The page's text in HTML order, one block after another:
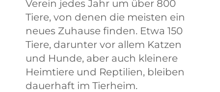
Verein jedes Jahr um über 800
Tiere, von denen die meisten ein
neues Zuhause finden. Etwa 150
Tiere, darunter vor allem Katzen
und Hunde, aber auch kleinere
Heimtiere und Reptilien, bleiben
dauerhaft im Tierheim.